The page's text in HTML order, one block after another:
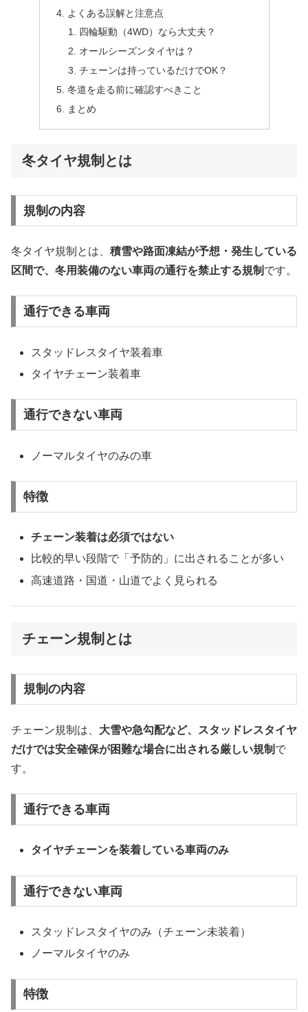
よくある誤解と注意点
四輪駆動（4WD）なら大丈夫？
オールシーズンタイヤは？
チェーンは持っているだけでOK？
冬道を走る前に確認すべきこと
まとめ
冬タイヤ規制とは
規制の内容
冬タイヤ規制とは、 積雪や路面凍結が予想・発生している
区間で、冬用装備のない車両の通行を禁止する規制 です。
通行できる車両
スタッドレスタイヤ装着車
タイヤチェーン装着車
通行できない車両
ノーマルタイヤのみの車
特徴
チェーン装着は必須ではない
比較的早い段階で「予防的」に出されることが多い
高速道路・国道・山道でよく見られる
チェーン規制とは
規制の内容
チェーン規制は、 大雪や急勾配など、スタッドレスタイヤ
だけでは安全確保が困難な場合に出される厳しい規制 で
す。
通行できる車両
タイヤチェーンを装着している車両のみ
通行できない車両
スタッドレスタイヤのみ（チェーン未装着）
ノーマルタイヤのみ
特徴